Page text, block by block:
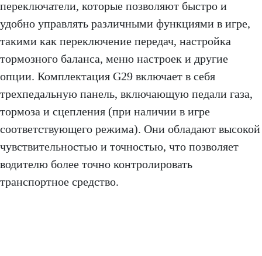
переключатели, которые позволяют быстро и
удобно управлять различными функциями в игре,
такими как переключение передач, настройка
тормозного баланса, меню настроек и другие
опции. Комплектация G29 включает в себя
трехпедальную панель, включающую педали газа,
тормоза и сцепления (при наличии в игре
соответствующего режима). Они обладают высокой
чувствительностью и точностью, что позволяет
водителю более точно контролировать
транспортное средство.